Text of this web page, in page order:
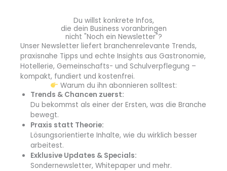
Anzeige
Hand in Hand auf Veggie-Kurs
Der Lebensmittelhersteller endori und der
Lebensmittelgroßhändler Transgourmet starten
eine langfristige Kooperation und beliefern ab
sofort bundesweit den Außer-Haus-Markt....
Du willst konkrete Infos,
die dein Business voranbringen
nicht "Noch ein Newsletter"?
Unser Newsletter liefert branchenrelevante Trends,
praxisnahe Tipps und echte Insights aus Gastronomie,
Hotellerie, Gemeinschafts- und Schulverpflegung –
kompakt, fundiert und kostenfrei.
Warum du ihn abonnieren solltest:
Trends & Chancen zuerst:
Du bekommst als einer der Ersten, was die Branche
bewegt.
Praxis statt Theorie:
Lösungsorientierte Inhalte, wie du wirklich besser
arbeitest.
Exklusive Updates & Specials:
Sondernewsletter, Whitepaper und mehr.